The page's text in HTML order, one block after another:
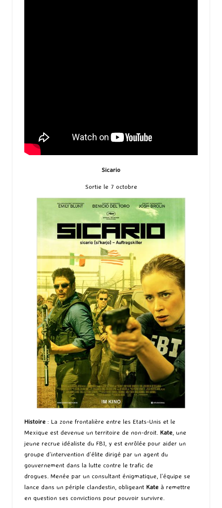
Sicario
Sortie le 7 octobre
Histoire : La zone frontalière entre les Etats-Unis et le
Mexique est devenue un territoire de non-droit. Kate , une
jeune recrue idéaliste du FBI, y est enrôlée pour aider un
groupe d’intervention d’élite dirigé par un agent du
gouvernement dans la lutte contre le trafic de
drogues. Menée par un consultant énigmatique, l’équipe se
lance dans un périple clandestin, obligeant Kate à remettre
en question ses convictions pour pouvoir survivre.